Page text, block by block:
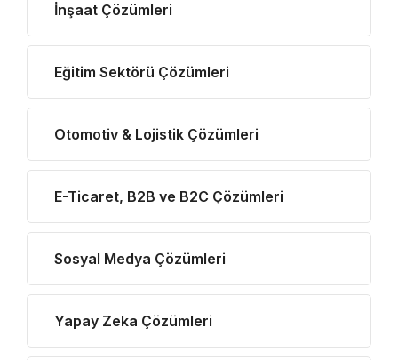
İnşaat Çözümleri
Eğitim Sektörü Çözümleri
Otomotiv & Lojistik Çözümleri
E-Ticaret, B2B ve B2C Çözümleri
Sosyal Medya Çözümleri
Yapay Zeka Çözümleri